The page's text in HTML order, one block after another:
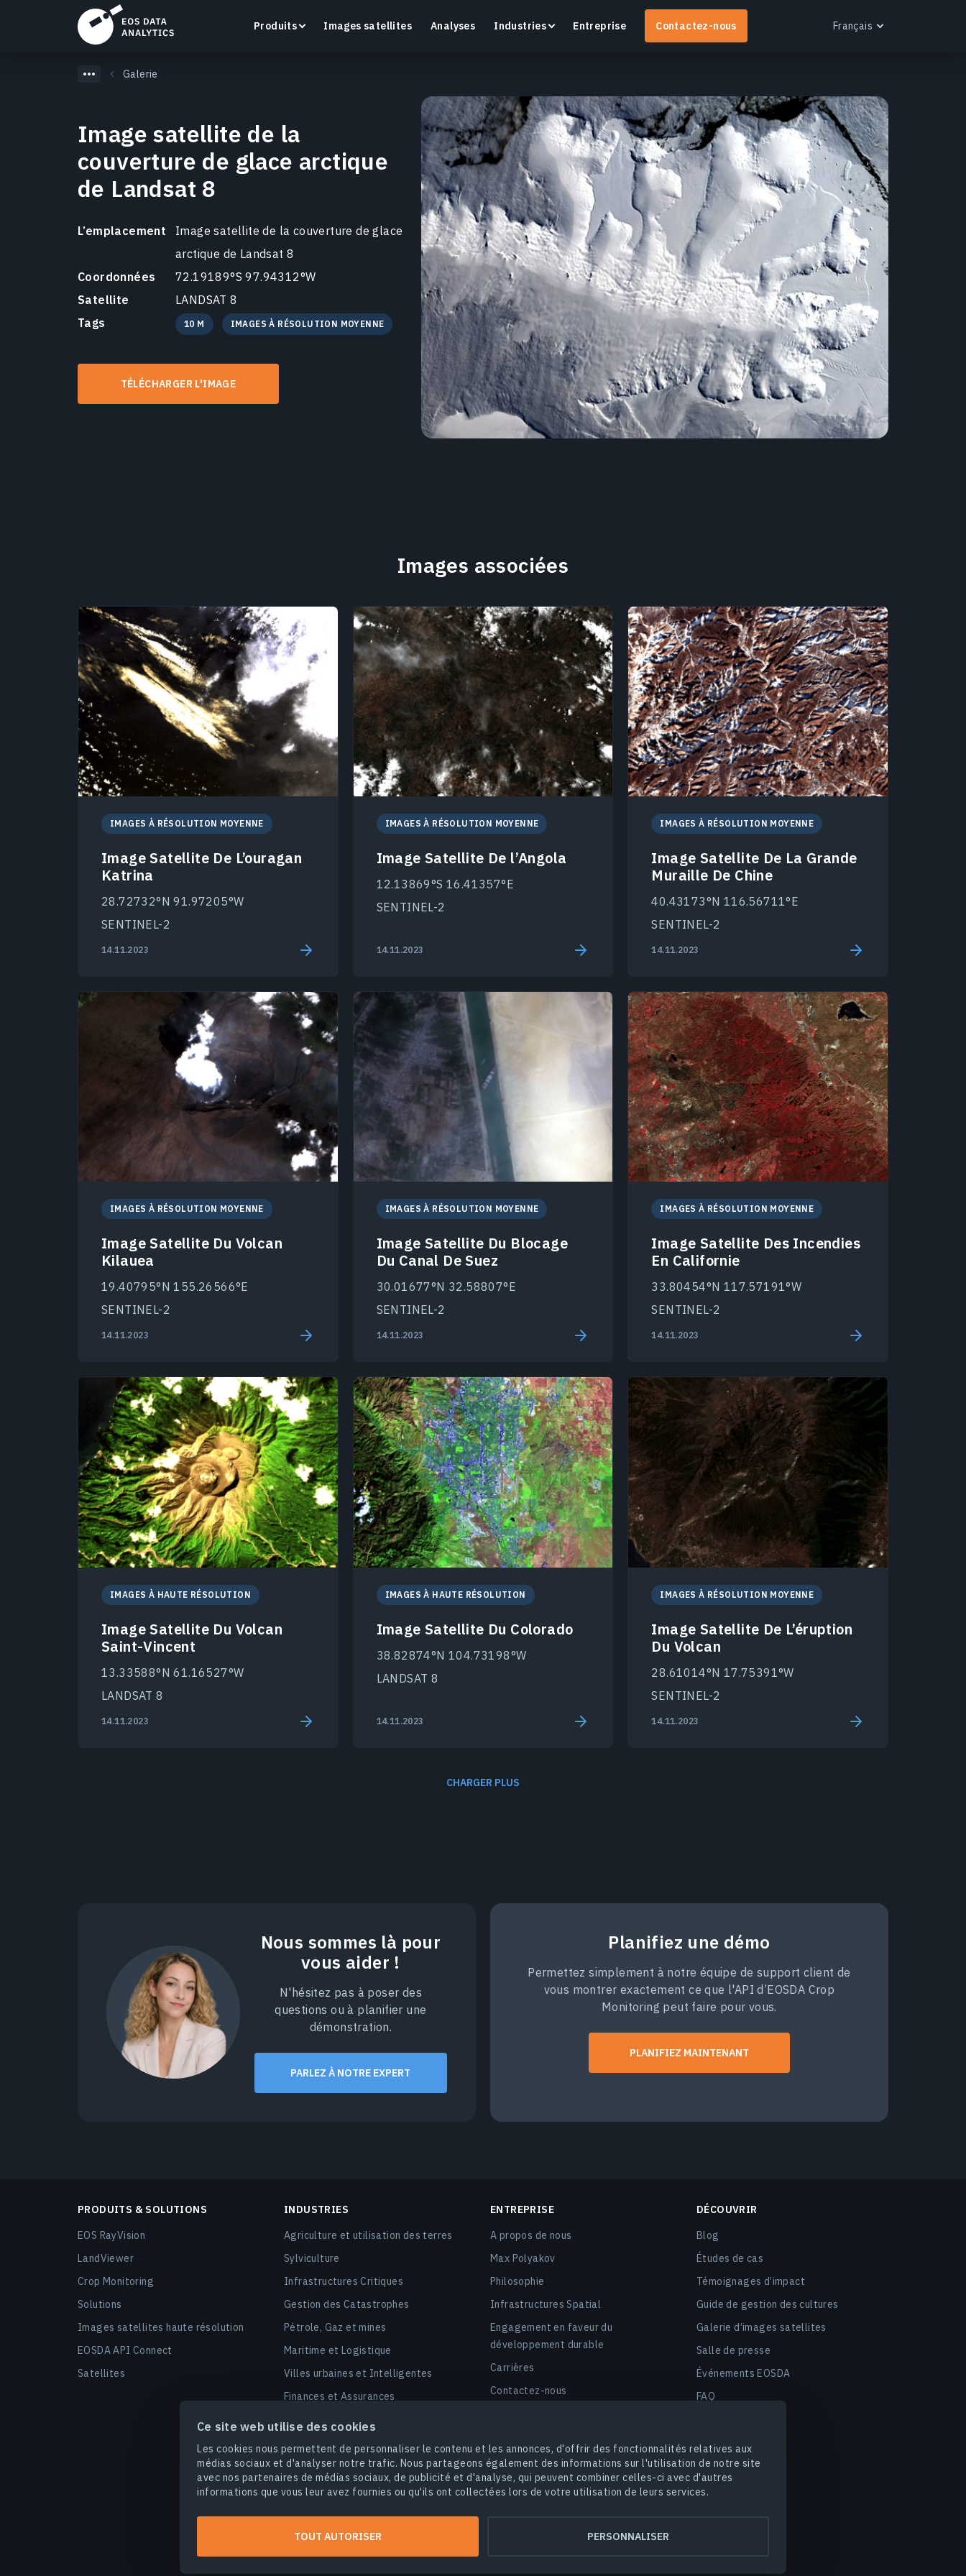
Ce site web utilise des cookies
Les cookies nous permettent de personnaliser le contenu et les annonces, d'offrir des fonctionnalités relatives aux
médias sociaux et d'analyser notre trafic. Nous partageons également des informations sur l'utilisation de notre site
avec nos partenaires de médias sociaux, de publicité et d'analyse, qui peuvent combiner celles-ci avec d'autres
informations que vous leur avez fournies ou qu'ils ont collectées lors de votre utilisation de leurs services.
TOUT AUTORISER PERSONNALISER
Produits
LandViewer
Recherchez, visualisez et analysez des images
satellite directement dans votre navigateur.
En savoir plus
Crop Monitoring
Suivez la santé des cultures et l’état des champs
grâce à une plateforme intelligente d’agriculture de
En savoir plus
EOS RayVision
Obtenez des rapports analytiques personnalisés
avec des visualisations avancées pour tout secteur.
En savoir plus
Images satellites Analyses Industries Entreprise Contactez-nous Français
Português
Français
Українська
Русский
Galerie
Image satellite de la
couverture de glace arctique
de Landsat 8
L’emplacement
Image satellite de la couverture de glace
arctique de Landsat 8
Coordonnées
72.19189°S 97.94312°W
Satellite
LANDSAT 8
Tags
10 M IMAGES À RÉSOLUTION MOYENNE
TÉLÉCHARGER L'IMAGE
Images associées
IMAGES À RÉSOLUTION MOYENNE
Image Satellite De L’ouragan
Katrina
28.72732°N 91.97205°W
SENTINEL-2
14.11.2023
IMAGES À RÉSOLUTION MOYENNE
Image Satellite De l’Angola
12.13869°S 16.41357°E
SENTINEL-2
14.11.2023
IMAGES À RÉSOLUTION MOYENNE
Image Satellite De La Grande
Muraille De Chine
40.43173°N 116.56711°E
SENTINEL-2
14.11.2023
IMAGES À RÉSOLUTION MOYENNE
Image Satellite Du Volcan
Kilauea
19.40795°N 155.26566°E
SENTINEL-2
14.11.2023
IMAGES À RÉSOLUTION MOYENNE
Image Satellite Du Blocage
Du Canal De Suez
30.01677°N 32.58807°E
SENTINEL-2
14.11.2023
IMAGES À RÉSOLUTION MOYENNE
Image Satellite Des Incendies
En Californie
33.80454°N 117.57191°W
SENTINEL-2
14.11.2023
IMAGES À HAUTE RÉSOLUTION
Image Satellite Du Volcan
Saint-Vincent
13.33588°N 61.16527°W
LANDSAT 8
14.11.2023
IMAGES À HAUTE RÉSOLUTION
Image Satellite Du Colorado
38.82874°N 104.73198°W
LANDSAT 8
14.11.2023
IMAGES À RÉSOLUTION MOYENNE
Image Satellite De L’éruption
Du Volcan
28.61014°N 17.75391°W
SENTINEL-2
14.11.2023
CHARGER PLUS
Nous sommes là pour
vous aider !
N'hésitez pas à poser des
questions ou à planifier une
démonstration.
PARLEZ À NOTRE EXPERT
Planifiez une démo
Permettez simplement à notre équipe de support client de
vous montrer exactement ce que l'API d’EOSDA Crop
Monitoring peut faire pour vous.
PLANIFIEZ MAINTENANT
PRODUITS & SOLUTIONS
EOS RayVision
LandViewer
Crop Monitoring
Solutions
Images satellites haute résolution
EOSDA API Connect
Satellites
INDUSTRIES
Agriculture et utilisation des terres
Sylviculture
Infrastructures Critiques
Gestion des Catastrophes
Pétrole, Gaz et mines
Maritime et Logistique
Villes urbaines et Intelligentes
Finances et Assurances
Sécurité
Marchés d’agrocarbures et dMRV
ENTREPRISE
A propos de nous
Max Polyakov
Philosophie
Infrastructures Spatial
Engagement en faveur du
développement durable
Carrières
Contactez-nous
DÉCOUVRIR
Blog
Études de cas
Témoignages d’impact
Guide de gestion des cultures
Galerie d’images satellites
Salle de presse
Événements EOSDA
FAQ
© 2026 EOS Data Analytics,Inc. Tous droits réservés.